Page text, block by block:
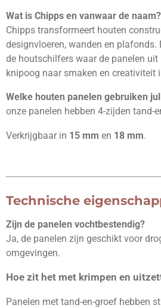
Wat is Chipps en vanwaar de naam?
Chipps transformeert houten
designvloeren, wanden en
de houtschilfers waar de panelen uit
knipoog naar smaken en creativiteit
Welke houten panelen gebruiken
onze panelen hebben 4-zijden tand-
Verkrijgbaar in 15 mm en 18 mm.
Technische
Zijn de panelen vochtbestendig?
Ja, de panelen zijn geschikt voor
omgevingen.
Hoe zit het met krimpen en
Panelen met tand-en-groef hebben